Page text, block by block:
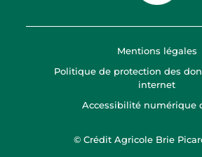
Mentions légales
Politique de protection des
internet
Accessibilité numérique
© Crédit Agricole Brie